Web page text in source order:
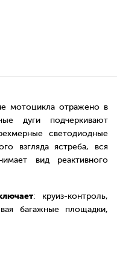
мотоцикла отражено в
дуги подчеркивают
светодиодные
взгляда ястреба, вся
вид реактивного
: круиз-контроль,
багажные площадки,